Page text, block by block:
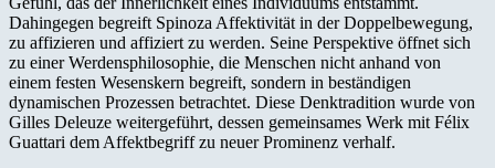
Dahingegen begreift Spinoza Affektivität in der Doppelbewegung,
zu affizieren und affiziert zu werden. Seine Perspektive öffnet sich
zu einer Werdensphilosophie, die Menschen nicht anhand von
einem festen Wesenskern begreift, sondern in beständigen
dynamischen Prozessen betrachtet. Diese Denktradition wurde von
Gilles Deleuze weitergeführt, dessen gemeinsames Werk mit Félix
Guattari dem Affektbegriff zu neuer Prominenz verhalf.